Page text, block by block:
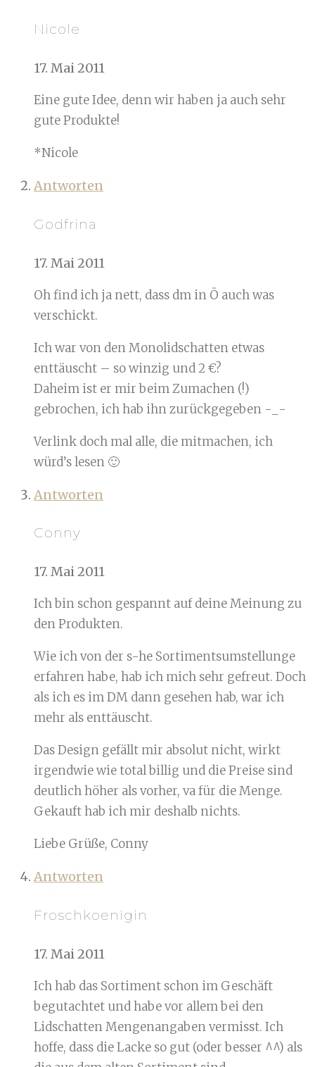
Nicole
17. Mai 2011
Eine gute Idee, denn wir haben ja auch sehr
gute Produkte!
*Nicole
Antworten
Godfrina
17. Mai 2011
Oh find ich ja nett, dass dm in Ö auch was
verschickt.
Ich war von den Monolidschatten etwas
enttäuscht – so winzig und 2 €?
Daheim ist er mir beim Zumachen (!)
gebrochen, ich hab ihn zurückgegeben -_-
Verlink doch mal alle, die mitmachen, ich
würd’s lesen 🙂
Antworten
Conny
17. Mai 2011
Ich bin schon gespannt auf deine Meinung zu
den Produkten.
Wie ich von der s-he Sortimentsumstellunge
erfahren habe, hab ich mich sehr gefreut. Doch
als ich es im DM dann gesehen hab, war ich
mehr als enttäuscht.
Das Design gefällt mir absolut nicht, wirkt
irgendwie wie total billig und die Preise sind
deutlich höher als vorher, va für die Menge.
Gekauft hab ich mir deshalb nichts.
Liebe Grüße, Conny
Antworten
Froschkoenigin
17. Mai 2011
Ich hab das Sortiment schon im Geschäft
begutachtet und habe vor allem bei den
Lidschatten Mengenangaben vermisst. Ich
hoffe, dass die Lacke so gut (oder besser ^^) als